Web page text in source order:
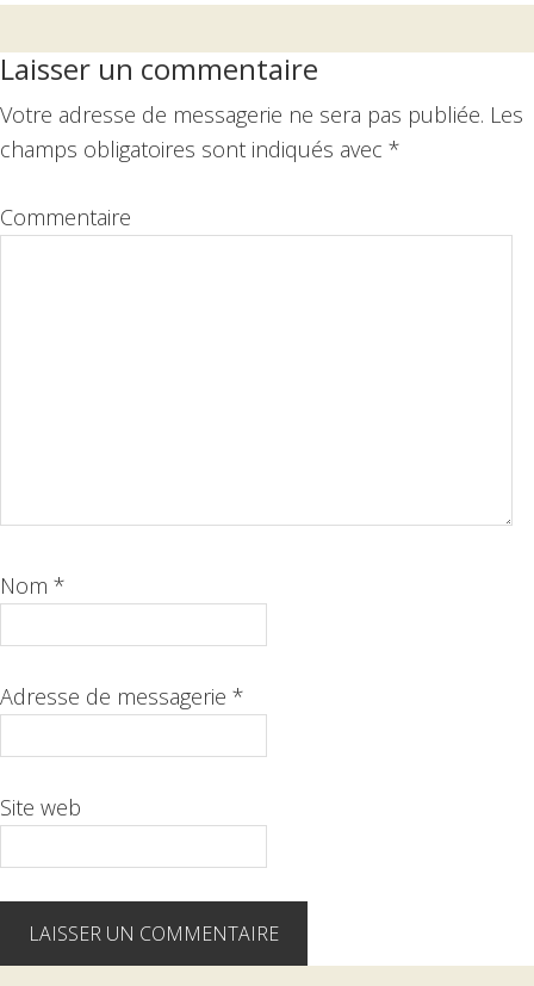
Interactions
du
lecteur
Laisser un commentaire
Votre adresse de messagerie ne sera pas publiée. Les
champs obligatoires sont indiqués avec *
Commentaire
Nom *
Adresse de messagerie *
Site web